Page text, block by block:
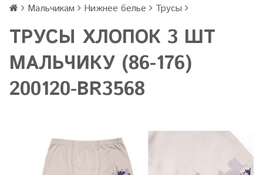
Мальчикам Нижнее белье Трусы
ТРУСЫ ХЛОПОК 3 ШТ
МАЛЬЧИКУ (86-176)
200120-BR3568